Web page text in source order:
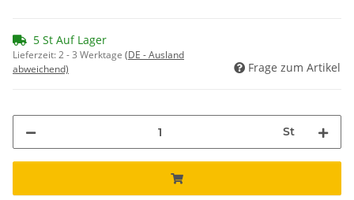
5 St Auf Lager
Lieferzeit:2 - 3 Werktage (DE - Ausland
abweichend)
Frage zum Artikel
St